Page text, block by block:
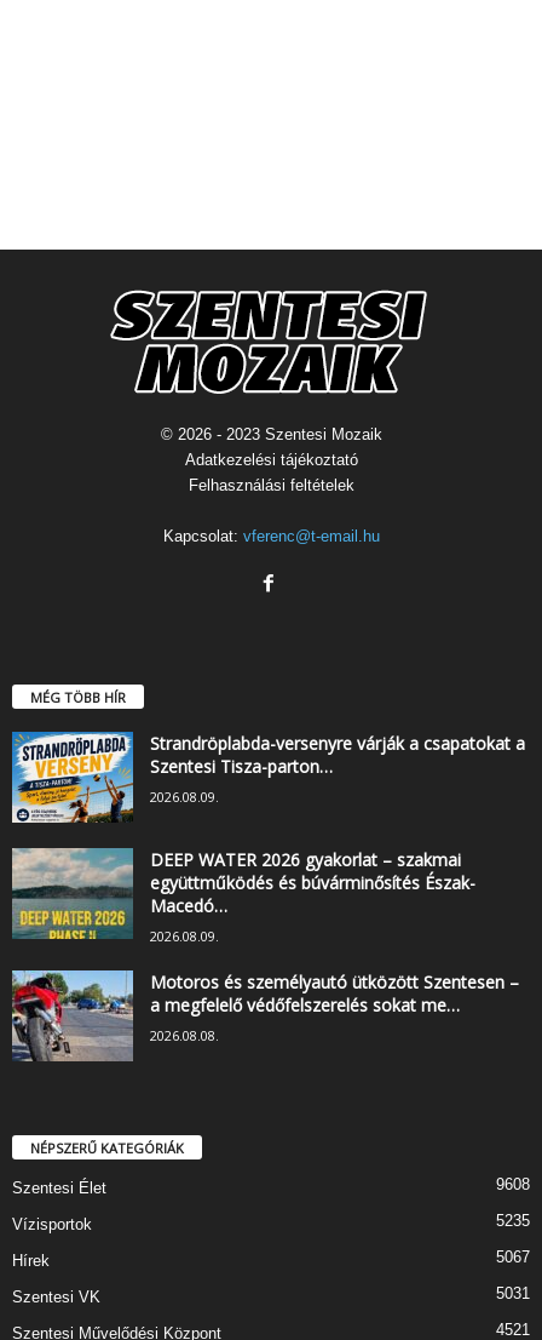
© 2026 - 2023 Szentesi Mozaik
Adatkezelési tájékoztató
Felhasználási feltételek
Kapcsolat: vferenc@t-email.hu
MÉG TÖBB HÍR
Strandröplabda-versenyre várják a csapatokat a
Szentesi Tisza-parton…
2026.08.09.
DEEP WATER 2026 gyakorlat – szakmai
együttműködés és búvárminősítés Észak-
Macedó…
2026.08.09.
Motoros és személyautó ütközött Szentesen –
a megfelelő védőfelszerelés sokat me…
2026.08.08.
NÉPSZERŰ KATEGÓRIÁK
Szentesi Élet 9608
Vízisportok 5235
Hírek 5067
Szentesi VK 5031
Szentesi Művelődési Központ 4521